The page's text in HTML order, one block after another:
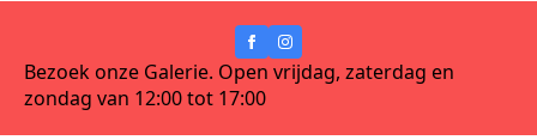
Bezoek onze Galerie. Open vrijdag, zaterdag en
zondag van 12:00 tot 17:00